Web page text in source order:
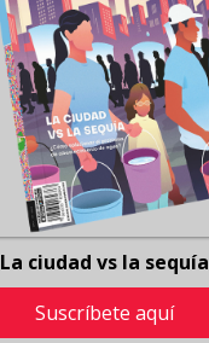
La ciudad vs la sequía
Suscríbete aquí